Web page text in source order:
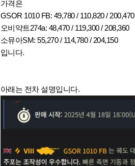
가격은
GSOR 1010 FB: 49,780 / 110,820 / 200,470
오비약트274a: 48,470 / 119,300 / 208,360
소뮤아SM: 55,270 / 114,780 / 204,150
입니다.
아래는 전차 설명입니다.